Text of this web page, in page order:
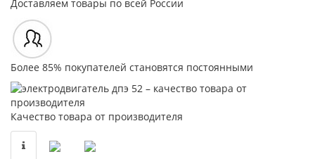
Доставляем товары по всей России
Более 85% покупателей становятся постоянными
Качество товара от производителя